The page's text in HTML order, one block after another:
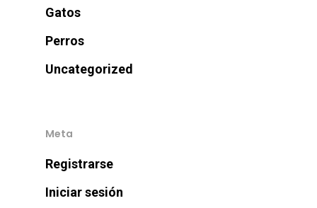
Gatos
Perros
Uncategorized
Meta
Registrarse
Iniciar sesión